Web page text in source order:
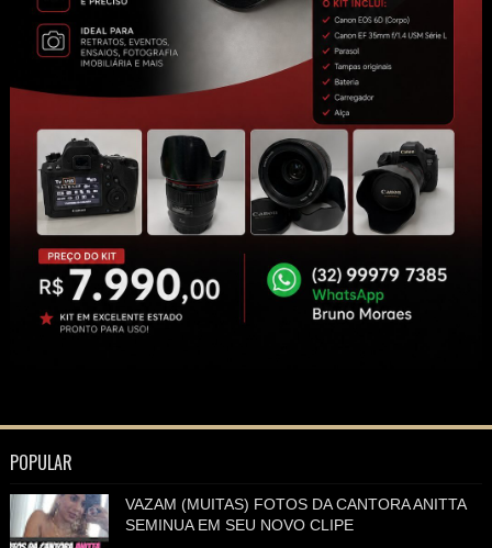
POPULAR
VAZAM (MUITAS) FOTOS DA CANTORA ANITTA
SEMINUA EM SEU NOVO CLIPE